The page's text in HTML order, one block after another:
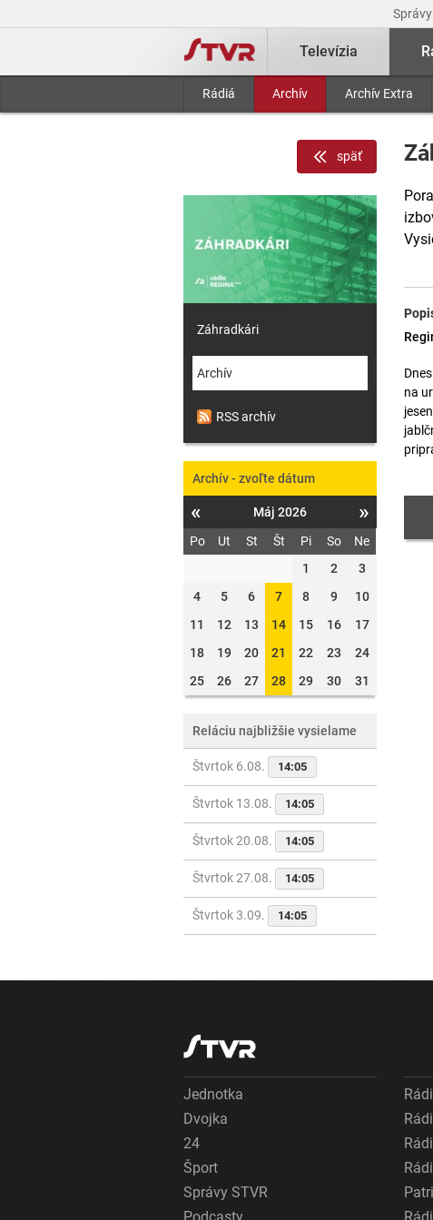
Správy
Televízia
Rádiá Archív Archív Extra
na
späť
Záhradkári
Archív
RSS archív
Archív - zvoľte dátum
« Máj 2026 »
Po Ut St Št Pi So
Ne
1
2
3
4
5 6 7 8 9
10
11
12 13 14 15 16
17
18
19 20 21 22 23
24
25
26 27 28 29 30 31
Reláciu najbližšie vysielame
Štvrtok 6.08. 14:05
Štvrtok 13.08. 14:05
Štvrtok 20.08. 14:05
Štvrtok 27.08. 14:05
Štvrtok 3.09. 14:05
Jednotka
Dvojka
24
Šport
Správy STVR